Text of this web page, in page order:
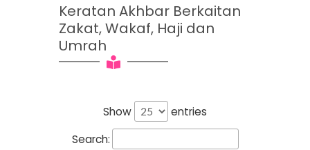
Keratan Akhbar Berkaitan
Zakat, Wakaf, Haji dan
Umrah
Show
entries
Search: